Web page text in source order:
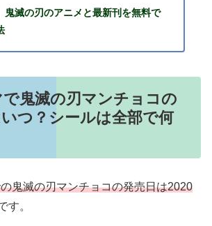
鬼滅の刃のアニメと最新刊を無料で
鬼滅の刃マンチョコの
つ？シールは全部で何
鬼滅の刃マンチョコの発売日は2020
す。